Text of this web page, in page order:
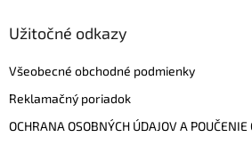
Užitočné odkazy
Všeobecné obchodné podmienky
Reklamačný poriadok
OCHRANA OSOBNÝCH ÚDAJOV A POUČENIE